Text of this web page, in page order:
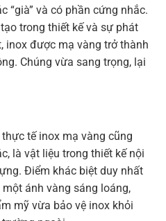
“già” và có phần cứng nhắc.
trong thiết kế và sự phát
inox được mạ vàng trở thành
Chúng vừa sang trọng, lại
tế inox mạ vàng cũng
là vật liệu trong thiết kế nội
Điểm khác biệt duy nhất
ánh vàng sáng loáng,
mỹ vừa bảo vệ inox khỏi